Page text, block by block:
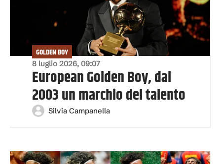
8 luglio 2026, 09:07
GOLDEN BOY
European Golden Boy, dal
2003 un marchio del talento
Silvia Campanella